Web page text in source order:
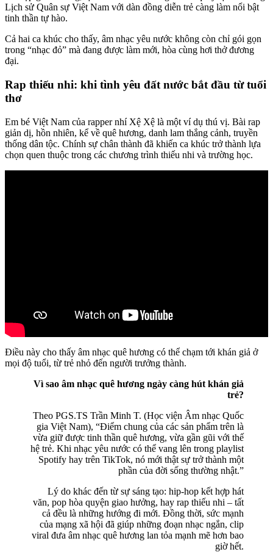
Lịch sử Quân sự Việt Nam với dàn đồng diễn trẻ càng làm nổi bật
tinh thần tự hào.
Cả hai ca khúc cho thấy, âm nhạc yêu nước không còn chỉ gói gọn
trong “nhạc đỏ” mà đang được làm mới, hòa cùng hơi thở đương
đại.
Rap thiếu nhi: khi tình yêu đất nước bắt đầu từ tuổi
thơ
Em bé Việt Nam của rapper nhí Xệ Xệ là một ví dụ thú vị. Bài rap
giản dị, hồn nhiên, kể về quê hương, danh lam thắng cảnh, truyền
thống dân tộc. Chính sự chân thành đã khiến ca khúc trở thành lựa
chọn quen thuộc trong các chương trình thiếu nhi và trường học.
Điều này cho thấy âm nhạc quê hương có thể chạm tới khán giả ở
mọi độ tuổi, từ trẻ nhỏ đến người trưởng thành.
Vì sao âm nhạc quê hương ngày càng hút khán giả
trẻ?
Theo PGS.TS Trần Minh T. (Học viện Âm nhạc Quốc
gia Việt Nam), “Điểm chung của các sản phẩm trên là
vừa giữ được tinh thần quê hương, vừa gần gũi với thế
hệ trẻ. Khi nhạc yêu nước có thể vang lên trong playlist
Spotify hay trên TikTok, nó mới thật sự trở thành một
phần của đời sống thường nhật.”
Lý do khác đến từ sự sáng tạo: hip-hop kết hợp hát
văn, pop hòa quyện giao hưởng, hay rap thiếu nhi – tất
cả đều là những hướng đi mới. Đồng thời, sức mạnh
của mạng xã hội đã giúp những đoạn nhạc ngắn, clip
viral đưa âm nhạc quê hương lan tỏa mạnh mẽ hơn bao
giờ hết.